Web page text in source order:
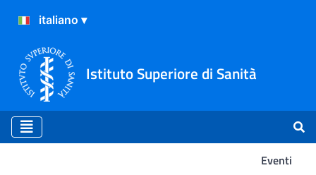
Istituto Superiore di Sanità
Eventi